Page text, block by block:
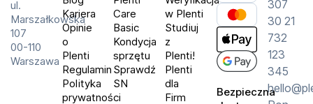
ul.
Marszałkowska
107
00-110
Warszawa
Kariera
Opinie
o
Plenti
Regulamin
Polityka
prywatności
Care
Basic
Kondycja
sprzętu
Sprawdź
SN
w Plenti
Studiuj
z
Plenti!
Plenti
dla
Firm
Bezpieczna
307
30 21
732
123
345